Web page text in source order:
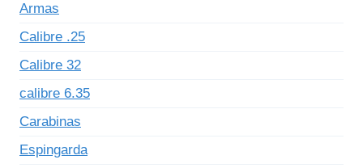
Armas
Calibre .25
Calibre 32
calibre 6.35
Carabinas
Espingarda